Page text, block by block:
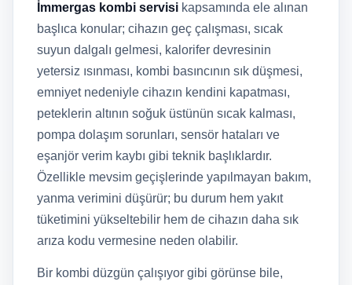
İmmergas kombi servisi kapsamında ele alınan
başlıca konular; cihazın geç çalışması, sıcak
suyun dalgalı gelmesi, kalorifer devresinin
yetersiz ısınması, kombi basıncının sık düşmesi,
emniyet nedeniyle cihazın kendini kapatması,
peteklerin altının soğuk üstünün sıcak kalması,
pompa dolaşım sorunları, sensör hataları ve
eşanjör verim kaybı gibi teknik başlıklardır.
Özellikle mevsim geçişlerinde yapılmayan bakım,
yanma verimini düşürür; bu durum hem yakıt
tüketimini yükseltebilir hem de cihazın daha sık
arıza kodu vermesine neden olabilir.
Bir kombi düzgün çalışıyor gibi görünse bile,